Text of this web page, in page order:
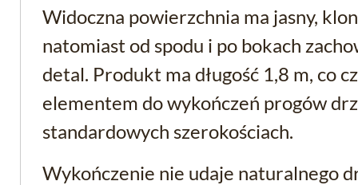
Widoczna powierzchnia ma jasny,
natomiast od spodu i po bokach
detal. Produkt ma długość 1,8 m, co
elementem do wykończeń progów
standardowych szerokościach.
Wykończenie nie udaje naturalnego